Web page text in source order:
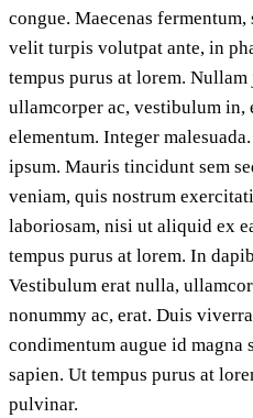
congue. Maecenas
velit turpis volutpat ante, in
tempus purus at lorem.
ullamcorper ac, vestibulum in,
elementum. Integer
ipsum. Mauris tincidunt sem
veniam, quis nostrum
laboriosam, nisi ut aliquid ex
tempus purus at lorem. In
Vestibulum erat nulla,
nonummy ac, erat. Duis
condimentum augue id magna
sapien. Ut tempus purus at
pulvinar.